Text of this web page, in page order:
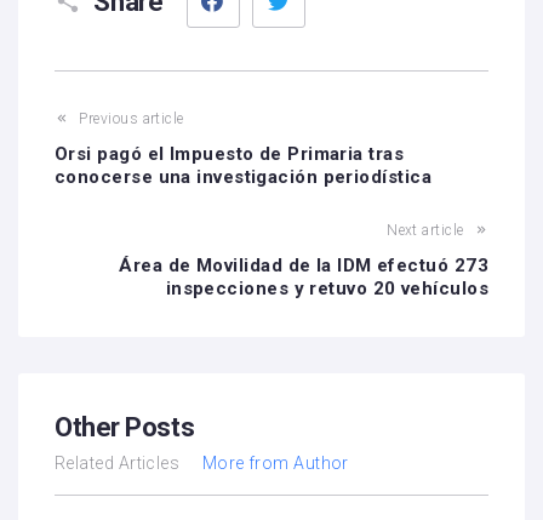
Previous article
Orsi pagó el Impuesto de Primaria tras
conocerse una investigación periodística
Next article
Área de Movilidad de la IDM efectuó 273
inspecciones y retuvo 20 vehículos
Other Posts
Related Articles More from Author